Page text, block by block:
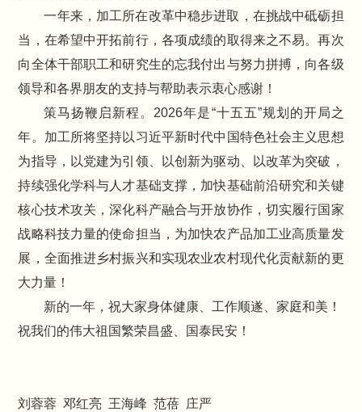
一年来，加工所在改革中稳步进取，在挑战中砥砺担
当，在希望中开拓前行，各项成绩的取得来之不易。再次
向全体干部职工和研究生的忘我付出与努力拼搏，向各级
领导和各界朋友的支持与帮助表示衷心感谢！
策马扬鞭启新程。2026年是“十五五”规划的开局之
年。加工所将坚持以习近平新时代中国特色社会主义思想
为指导，以党建为引领、以创新为驱动、以改革为突破，
持续强化学科与人才基础支撑，加快基础前沿研究和关键
核心技术攻关，深化科产融合与开放协作，切实履行国家
战略科技力量的使命担当，为加快农产品加工业高质量发
展，全面推进乡村振兴和实现农业农村现代化贡献新的更
大力量！
新的一年，祝大家身体健康、工作顺遂、家庭和美！
祝我们的伟大祖国繁荣昌盛、国泰民安！
刘蓉蓉 邓红亮 王海峰 范蓓 庄严